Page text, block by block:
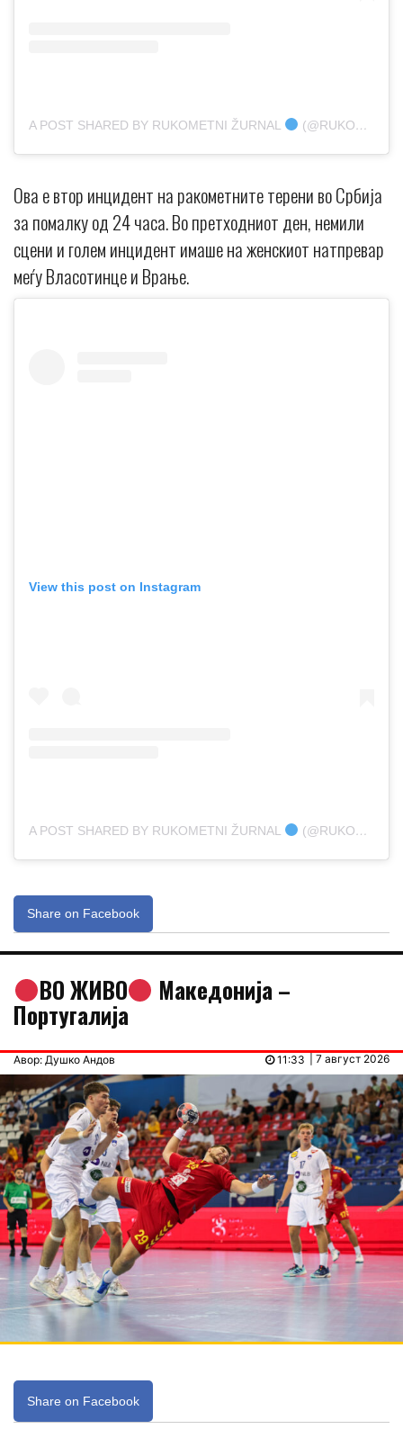
A POST SHARED BY RUKOMETNI ŽURNAL (@RUKOMETNIZURNAL)
Ова е втор инцидент на ракометните терени во Србија
за помалку од 24 часа. Во претходниот ден, немили
сцени и голем инцидент имаше на женскиот натпревар
меѓу Власотинце и Врање.
View this post on Instagram
A POST SHARED BY RUKOMETNI ŽURNAL (@RUKOMETNIZURNAL)
Share on Facebook
ВО ЖИВО Македонија –
Португалија
Авор: Душко Андов | 7 август 2026
11:33
Share on Facebook